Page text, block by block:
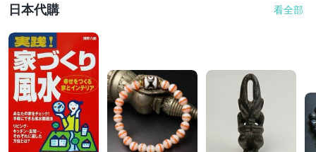
日本代購 看全部